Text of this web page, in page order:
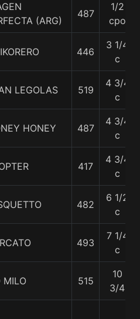
(ARG)
487
1/2
cpo
446
3 1/4
c
LEGOLAS 519
4 3/4
c
HONEY 487
4 3/4
c
417
4 3/4
c
482
6 1/2
c
493
7 1/4
c
MILO 515
10
3/4